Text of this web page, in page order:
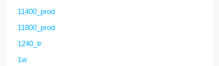
11400_prod
11800_prod
1240_tr
1w